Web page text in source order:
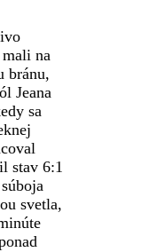
na
bránu,
Jeana
sa
stav 6:1
svetla,